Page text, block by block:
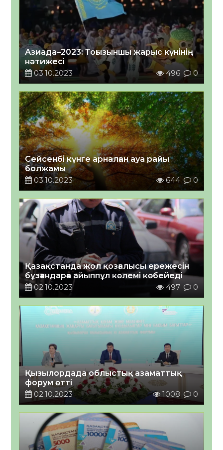
Азиада–2023: Тоғызыншы жарыс күнінің
нәтижесі
03.10.2023
496 0
Сейсенбі күнге арналған ауа райы
болжамы
03.10.2023
644 0
Қазақстанда жол қозғалысы ережесін
бұзғандарға айыппұл көлемі көбейеді
02.10.2023
497 0
Қызылордада облыстық азаматтық
форум өтті
02.10.2023
1008 0